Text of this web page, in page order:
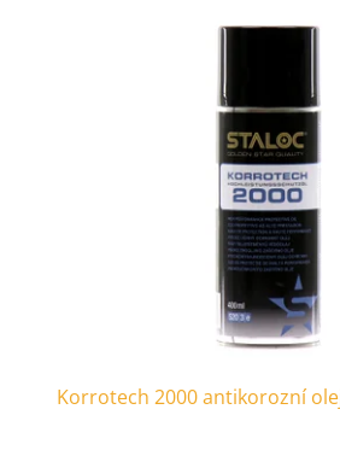
Korrotech 2000 antikorozní